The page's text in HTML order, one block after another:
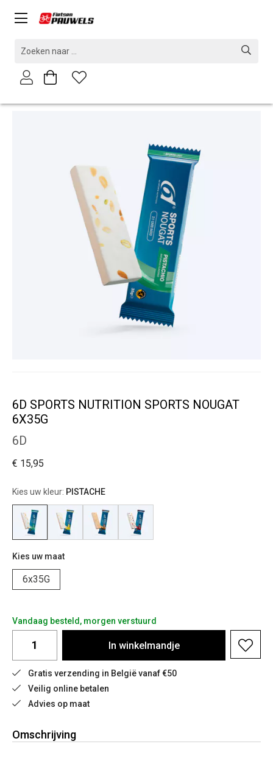
6D SPORTS NUTRITION SPORTS NOUGAT
6X35G
6D
€ 15,95
Kies uw kleur: PISTACHE
Kies uw maat
6x35G
Vandaag besteld, morgen verstuurd
In winkelmandje
Gratis verzending in België vanaf €50
Veilig online betalen
Advies op maat
Omschrijving